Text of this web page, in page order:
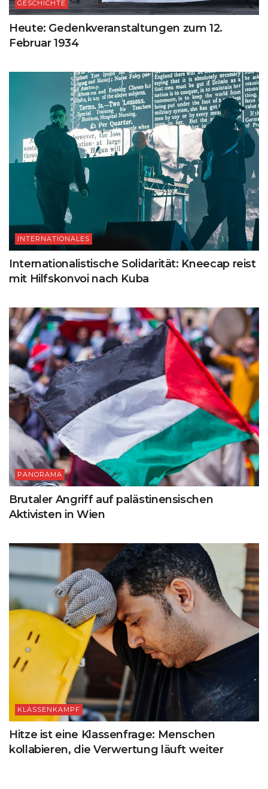
GESCHICHTE
Heute: Gedenkveranstaltungen zum 12.
Februar 1934
INTERNATIONALES
Internationalistische Solidarität: Kneecap reist
mit Hilfskonvoi nach Kuba
PANORAMA
Brutaler Angriff auf palästinensischen
Aktivisten in Wien
KLASSENKAMPF
Hitze ist eine Klassenfrage: Menschen
kollabieren, die Verwertung läuft weiter